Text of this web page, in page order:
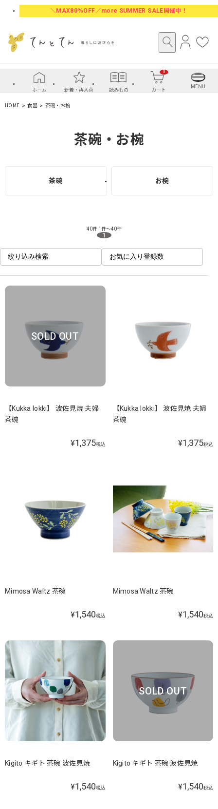
＼MAX80％OFF／more SUMMER SALE開催中！
に
入
り
ホーム 新着・再入荷 読みもの カート
0
MENU
HOME 食器 茶碗・お椀
茶碗・お椀
茶碗 お椀
40件 1件～40件
1
絞り込み検索 お気に入り登録数
SOLD OUT
【Kukka lokki】 波佐見焼 夫婦
茶碗
¥1,375税込
【Kukka lokki】 波佐見焼 夫婦
茶碗
¥1,375税込
Mimosa Waltz 茶碗
¥1,540税込
Mimosa Waltz 茶碗
¥1,540税込
Kigito キギト 茶碗 波佐見焼
¥1,540税込
SOLD OUT
Kigito キギト 茶碗 波佐見焼
¥1,540税込